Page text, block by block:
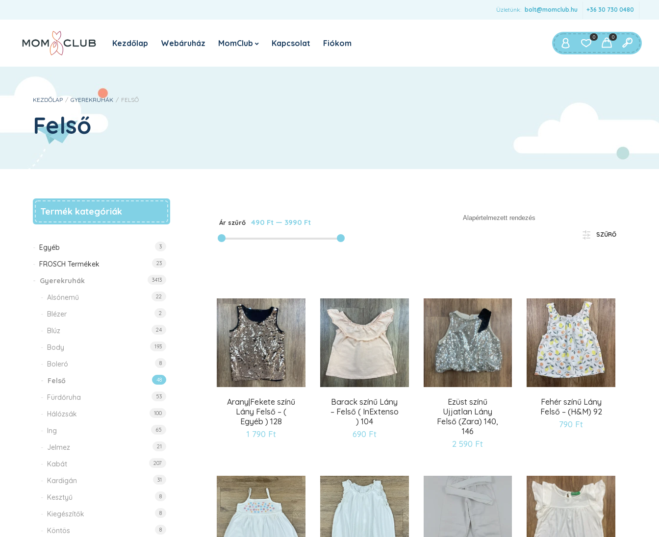
Üzletünk: bolt@momclub.hu +36 30 730 0480
0
0
szerzett tapasztalatok támogatására, a fiókjához való
hozzáférés kezelésére, melyról itt olvashat
REGISZTRÁCIÓ
Kezdőlap Webáruház MomClub
A MomClub sztori
Kapcsolat Fiókom
KEZDŐLAP / GYEREKRUHÁK / FELSŐ
Felső
SZŰRŐ
Ár szűrő 490 Ft — 3990 Ft
Arany|Fekete színű
Lány Felső – (
Egyéb ) 128
1 790 Ft
Barack színű Lány
– Felső ( InExtenso
) 104
690 Ft
Ezüst színű
Ujjatlan Lány
Felső (Zara) 140,
146
2 590 Ft
Fehér színű Lány
Felső – (H&M) 92
790 Ft
Termék kategóriák
Egyéb 3
FROSCH Termékek 23
Gyerekruhák 3413
Alsónemű 22
Blézer 2
Blúz 24
Body 193
Boleró 8
Felső 48
Fürdőruha 53
Hálózsák 100
Ing 65
Jelmez 21
Kabát 207
Kardigán 31
Kesztyű 8
Kiegészítők 8
Köntös 8